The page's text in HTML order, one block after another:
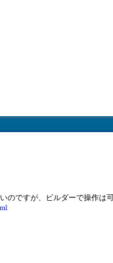
のですが、ビルダーで操作は